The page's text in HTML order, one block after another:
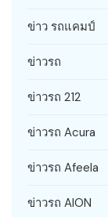
ข่าว รถแคมป์
ข่าวรถ
ข่าวรถ 212
ข่าวรถ Acura
ข่าวรถ Afeela
ข่าวรถ AION